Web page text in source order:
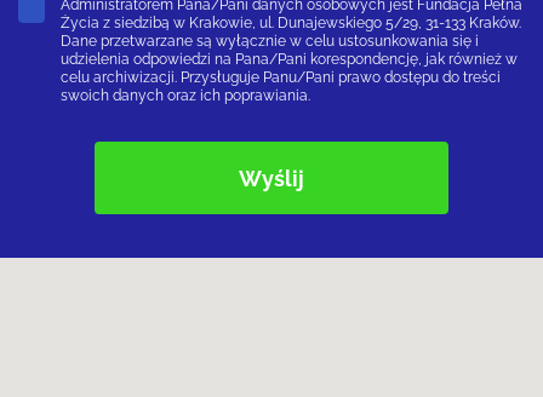
Administratorem Pana/Pani danych osobowych jest Fundacja Pełna
Życia z siedzibą w Krakowie, ul. Dunajewskiego 5/29, 31-133 Kraków.
Dane przetwarzane są wyłącznie w celu ustosunkowania się i
udzielenia odpowiedzi na Pana/Pani korespondencję, jak również w
celu archiwizacji. Przysługuje Panu/Pani prawo dostępu do treści
swoich danych oraz ich poprawiania.